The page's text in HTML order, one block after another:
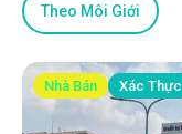
Theo Môi Giới
Nhà Bán Xác Thực